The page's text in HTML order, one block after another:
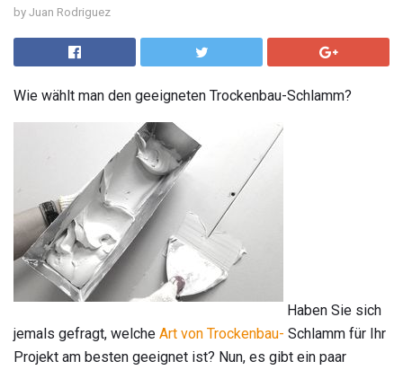
by Juan Rodriguez
Wie wählt man den geeigneten Trockenbau-Schlamm?
Haben Sie sich
jemals gefragt, welche Art von Trockenbau- Schlamm für Ihr
Projekt am besten geeignet ist? Nun, es gibt ein paar